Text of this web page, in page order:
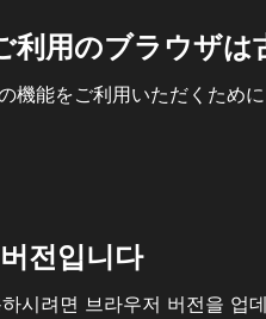
利用のブラウザは
機能をご利用いただくため
전입니다
시려면 브라우저 버전을 업